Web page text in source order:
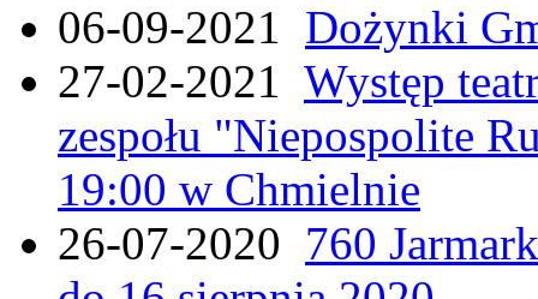
06-09-2021 Dożynki
27-02-2021 Występ
zespołu "Niepospolite
19:00 w Chmielnie
26-07-2020 760